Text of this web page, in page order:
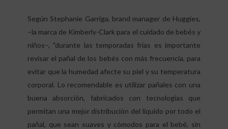
Según Stephanie Garriga, brand manager de Huggies,
–la marca de Kimberly-Clark para el cuidado de bebés y
niños–, "durante las temporadas frías es importante
revisar el pañal de los bebés con más frecuencia, para
evitar que la humedad afecte su piel y su temperatura
corporal. Lo recomendable es utilizar pañales con una
buena absorción, fabricados con tecnologías que
permitan una mejor distribución del líquido por todo el
pañal, que sean suaves y cómodos para el bebé, sin